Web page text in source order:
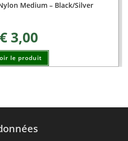
Medium – Black/Silver
€3,00
le produit